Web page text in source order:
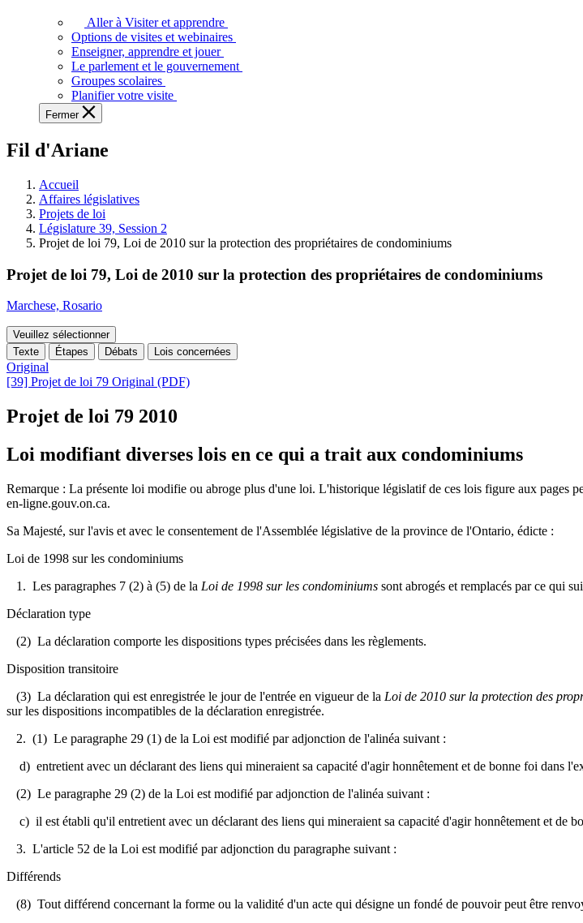
voir,
apprendre
et
découvrir
l'Assemblée
législative.
Aller à Visiter et apprendre
Options de visites et webinaires
Enseigner, apprendre et jouer
Le parlement et le gouvernement
Groupes scolaires
Planifier votre visite
Fermer
Fil d'Ariane
Accueil
Affaires législatives
Projets de loi
Législature 39, Session 2
Projet de loi 79, Loi de 2010 sur la protection des propriétaires de condominiums
Projet de loi 79, Loi de 2010 sur la protection des propriétaires de condominiums
Marchese, Rosario
Veuillez sélectionner
Texte
Étapes Débats Lois concernées
Original
[39] Projet de loi 79 Original (PDF)
Projet de loi 79 2010
Loi modifiant diverses lois en ce qui a trait aux condominiums
Remarque : La présente loi modifie ou abroge plus d'une loi. L'historique législatif de ces lois figure aux
en-ligne.gouv.on.ca.
Sa Majesté, sur l'avis et avec le consentement de l'Assemblée législative de la province de l'Ontario, édicte :
Loi de 1998 sur les condominiums
1. Les paragraphes 7 (2) à (5) de la Loi de 1998 sur les condominiums sont abrogés et remplacés par ce qui
Déclaration type
(2) La déclaration comporte les dispositions types précisées dans les règlements.
Disposition transitoire
(3) La déclaration qui est enregistrée le jour de l'entrée en vigueur de la Loi de 2010 sur la protection des
sur les dispositions incompatibles de la déclaration enregistrée.
2. (1) Le paragraphe 29 (1) de la Loi est modifié par adjonction de l'alinéa suivant :
d) entretient avec un déclarant des liens qui mineraient sa capacité d'agir honnêtement et de bonne foi dans
(2) Le paragraphe 29 (2) de la Loi est modifié par adjonction de l'alinéa suivant :
c) il est établi qu'il entretient avec un déclarant des liens qui mineraient sa capacité d'agir honnêtement et de
3. L'article 52 de la Loi est modifié par adjonction du paragraphe suivant :
Différends
(8) Tout différend concernant la forme ou la validité d'un acte qui désigne un fondé de pouvoir peut être